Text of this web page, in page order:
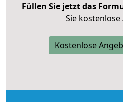
Füllen Sie jetzt das
Sie
Kostenlose